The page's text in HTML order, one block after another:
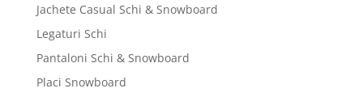
Jachete Casual Schi & Snowboard
Legaturi Schi
Pantaloni Schi & Snowboard
Placi Snowboard